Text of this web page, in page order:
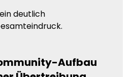
deutlich
Aufbau